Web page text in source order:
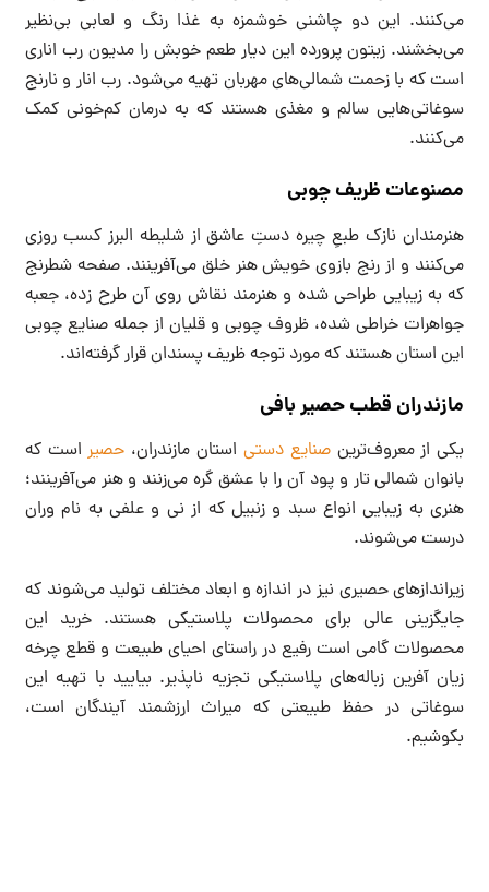
می‌کنند. این دو چاشنی خوشمزه به غذا رنگ و لعابی بی‌نظیر
می‌بخشند. زیتون پرورده این دیار طعم خوبش را مدیون رب اناری
است که با زحمت شمالی‌های مهربان تهیه می‌شود. رب انار و نارنج
سوغاتی‌هایی سالم و مغذی هستند که به درمان کم‌خونی کمک
می‌کنند.
مصنوعات ظریف چوبی
هنرمندان نازک طبعِ چیره دستِ عاشق از شلیطه البرز کسب روزی
می‌کنند و از رنج بازوی خویش هنر خلق می‌آفرینند. صفحه شطرنج
که به زیبایی طراحی شده و هنرمند نقاش روی آن طرح زده، جعبه
جواهرات خراطی شده، ظروف چوبی و قلیان از جمله صنایع چوبی
این استان هستند که مورد توجه ظریف پسندان قرار گرفته‌اند.
مازندران قطب حصیر بافی
یکی از معروف‌ترینصنایع دستی استان مازندران، حصیراست که
بانوان شمالی تار و‌ پود آن را با عشق گره می‌زنند و هنر می‌آفرینند؛
هنری به زیبایی انواع سبد و زنبیل که از نی و علفی به نام وران
درست می‌شوند.
زیراندازهای حصیری نیز در اندازه و ابعاد مختلف تولید می‌شوند که
جایگزینی عالی برای محصولات پلاستیکی هستند. خرید این
محصولات گامی است رفیع در راستای احیای طبیعت و قطع چرخه
زیان آفرین زباله‌های پلاستیکی تجزیه ناپذیر. بیایید با تهیه این
سوغاتی در حفظ طبیعتی که میراث ارزشمند آیندگان است،
بکوشیم.